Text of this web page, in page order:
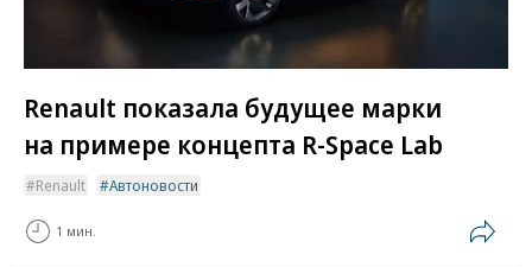
Renault показала будущее марки
на примере концепта R-Space Lab
Renault Автоновости
1 мин.